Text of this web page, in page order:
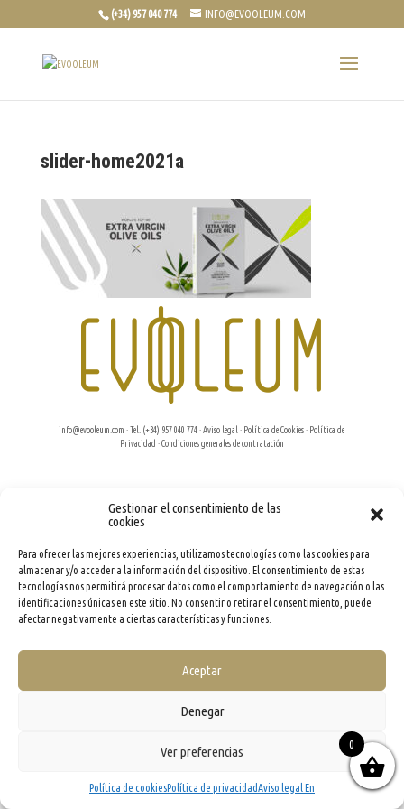
Gestionar el consentimiento de las
cookies
Para ofrecer las mejores experiencias, utilizamos tecnologías como las cookies para
almacenar y/o acceder a la información del dispositivo. El consentimiento de estas
tecnologías nos permitirá procesar datos como el comportamiento de navegación o las
identificaciones únicas en este sitio. No consentir o retirar el consentimiento, puede
afectar negativamente a ciertas características y funciones.
Aceptar
Denegar
Ver preferencias
Política de cookiesPolítica de privacidadAviso legal En
(+34) 957 040 774 INFO@EVOOLEUM.COM
slider-home2021a
info@evooleum.com · Tel. (+34) 957 040 774 ·Aviso legal · Política de Cookies· Política de
Privacidad ·Condiciones generales de contratación
0